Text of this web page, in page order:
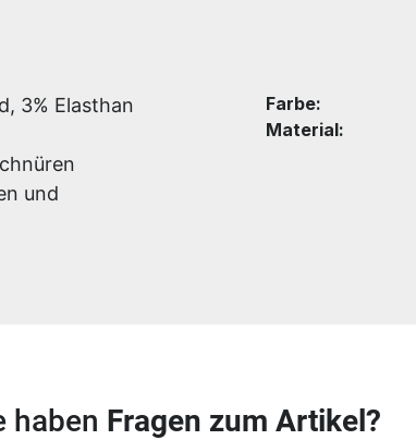
3% Elasthan
und
Farbe:
Material:
haben Fragen zum Artikel?